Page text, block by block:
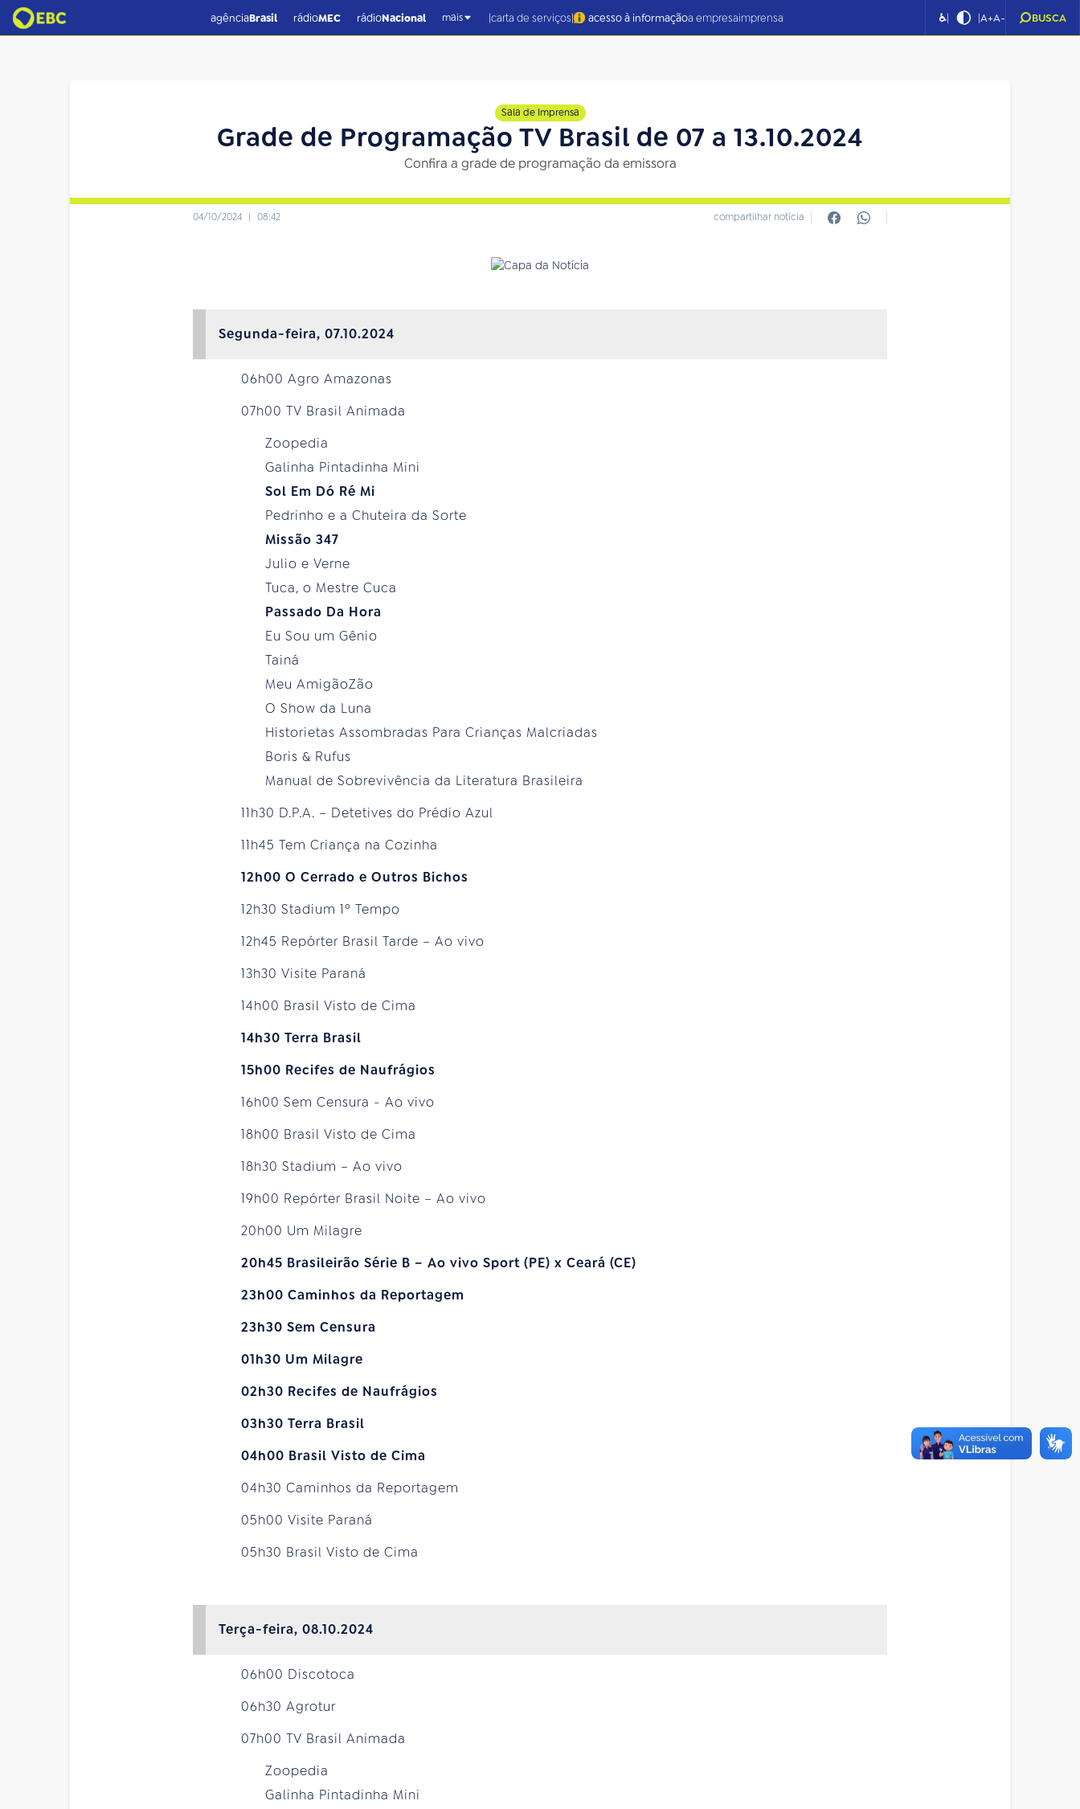
agênciaBrasil rádioMEC rádioNacional mais |carta de serviços| acesso à informaçãoa empresaimprensa ♿| |A+A- BUSCA
Sala de Imprensa
Grade de Programação TV Brasil de 07 a 13.10.2024
Confira a grade de programação da emissora
04/10/2024 | 08:42 compartilhar notícia
Segunda-feira, 07.10.2024
06h00 Agro Amazonas
07h00 TV Brasil Animada
Zoopedia
Galinha Pintadinha Mini
Sol Em Dó Ré Mi
Pedrinho e a Chuteira da Sorte
Missão 347
Julio e Verne
Tuca, o Mestre Cuca
Passado Da Hora
Eu Sou um Gênio
Tainá
Meu AmigãoZão
O Show da Luna
Historietas Assombradas Para Crianças Malcriadas
Boris & Rufus
Manual de Sobrevivência da Literatura Brasileira
11h30 D.P.A. – Detetives do Prédio Azul
11h45 Tem Criança na Cozinha
12h00 O Cerrado e Outros Bichos
12h30 Stadium 1º Tempo
12h45 Repórter Brasil Tarde – Ao vivo
13h30 Visite Paraná
14h00 Brasil Visto de Cima
14h30 Terra Brasil
15h00 Recifes de Naufrágios
16h00 Sem Censura - Ao vivo
18h00 Brasil Visto de Cima
18h30 Stadium – Ao vivo
19h00 Repórter Brasil Noite – Ao vivo
20h00 Um Milagre
20h45 Brasileirão Série B – Ao vivo Sport (PE) x Ceará (CE)
23h00 Caminhos da Reportagem
23h30 Sem Censura
01h30 Um Milagre
02h30 Recifes de Naufrágios
03h30 Terra Brasil
04h00 Brasil Visto de Cima
04h30 Caminhos da Reportagem
05h00 Visite Paraná
05h30 Brasil Visto de Cima
Terça-feira, 08.10.2024
06h00 Discotoca
06h30 Agrotur
07h00 TV Brasil Animada
Zoopedia
Galinha Pintadinha Mini